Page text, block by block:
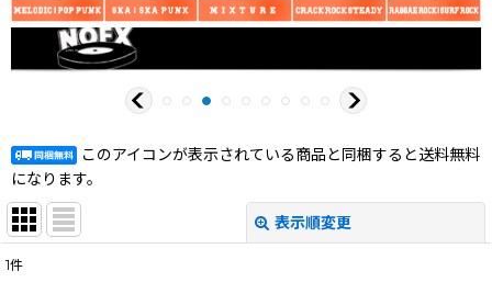
このアイコンが表示されている商品と同梱すると送料無料
になります。
表示順変更
1件